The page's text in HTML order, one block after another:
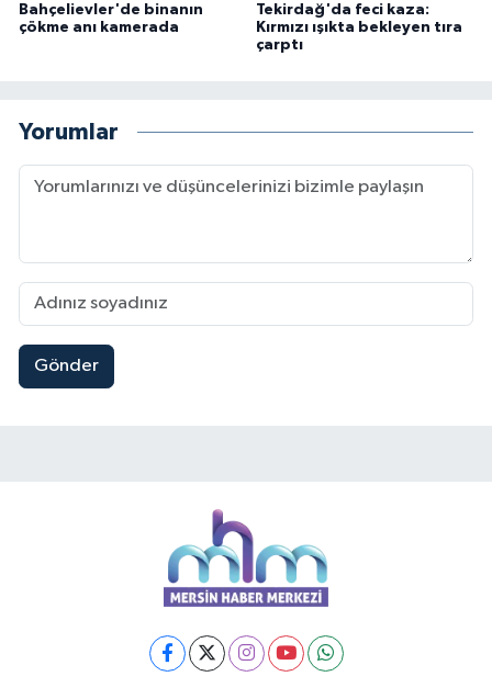
Bahçelievler'de binanın
çökme anı kamerada
Tekirdağ'da feci kaza:
Kırmızı ışıkta bekleyen tıra
çarptı
Yorumlar
Gönder